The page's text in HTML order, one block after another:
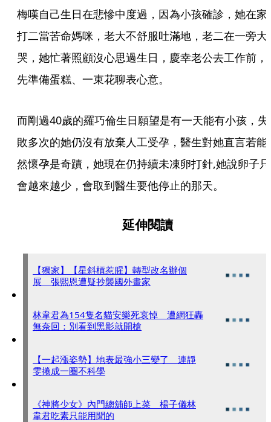
梅嘆自己生日在悲慘中度過，因為小孩確診，她在家
打二當苦命媽咪，老大不舒服吐滿地，老二在一旁大
哭，她忙著照顧沒心思過生日，慶幸老公去工作前，
先準備蛋糕、一束花聊表心意。
而剛過40歲的羅巧倫生日願望是有一天能有小孩，失
敗多次的她仍沒有放棄人工受孕，醫生對她直言若能
然懷孕是奇蹟，她現在仍持續未凍卵打針,她說卵子只
會越來越少，會取到醫生要他停止的那天。
延伸閱讀
【獨家】【星斜槓惹腥】轉型改名辦個
展 張熙恩遭疑抄襲國外畫家
林韋君為154隻名貓安樂死哀悼 遭網狂轟
無奈回：別看到黑影就開槍
【一起漲姿勢】地表最強小三變了 連靜
雯捲成一圈不科學
《神將少女》內門總舖師上菜 楊子儀林
韋君吃素只能用聞的